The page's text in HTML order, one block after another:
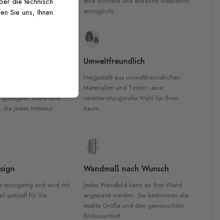
ermöglicht.
Materialien
sowie eine
die jedes Interieur
Umweltfreundlich
Hergestellt aus umweltfreundlichen
Materialien und Tinten - eine
verantwortungsvolle Wahl für Ihren
Raum.
einzigartig und wird mit
speziell für Sie
Wandmaß nach Wunsch
Jedes Wandbild kann an Ihre Wand
angepasst werden. Sie bestimmen die
exakte Größe und den gewünschten
Bildausschnitt.
Sie uns, Ihnen